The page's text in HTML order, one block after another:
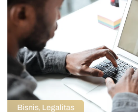
Bisnis, Legalitas